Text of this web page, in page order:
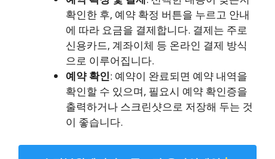
확인한 후, 예약 확정 버튼을 누르고 안내
에 따라 요금을 결제합니다. 결제는 주로
신용카드, 계좌이체 등 온라인 결제 방식
으로 이루어집니다.
예약 확인: 예약이 완료되면 예약 내역을
확인할 수 있으며, 필요시 예약 확인증을
출력하거나 스크린샷으로 저장해 두는 것
이 좋습니다.